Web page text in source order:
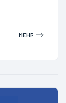
MEHR